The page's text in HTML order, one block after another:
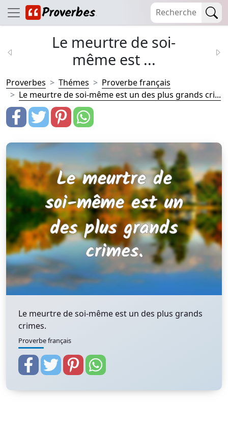
Le meurtre de soi-
même est ...
Proverbes Thémes
Proverbe français
Le meurtre de soi-même est un des plus grands cri...
Le meurtre de soi-même est un des plus grands
crimes.
Proverbe français